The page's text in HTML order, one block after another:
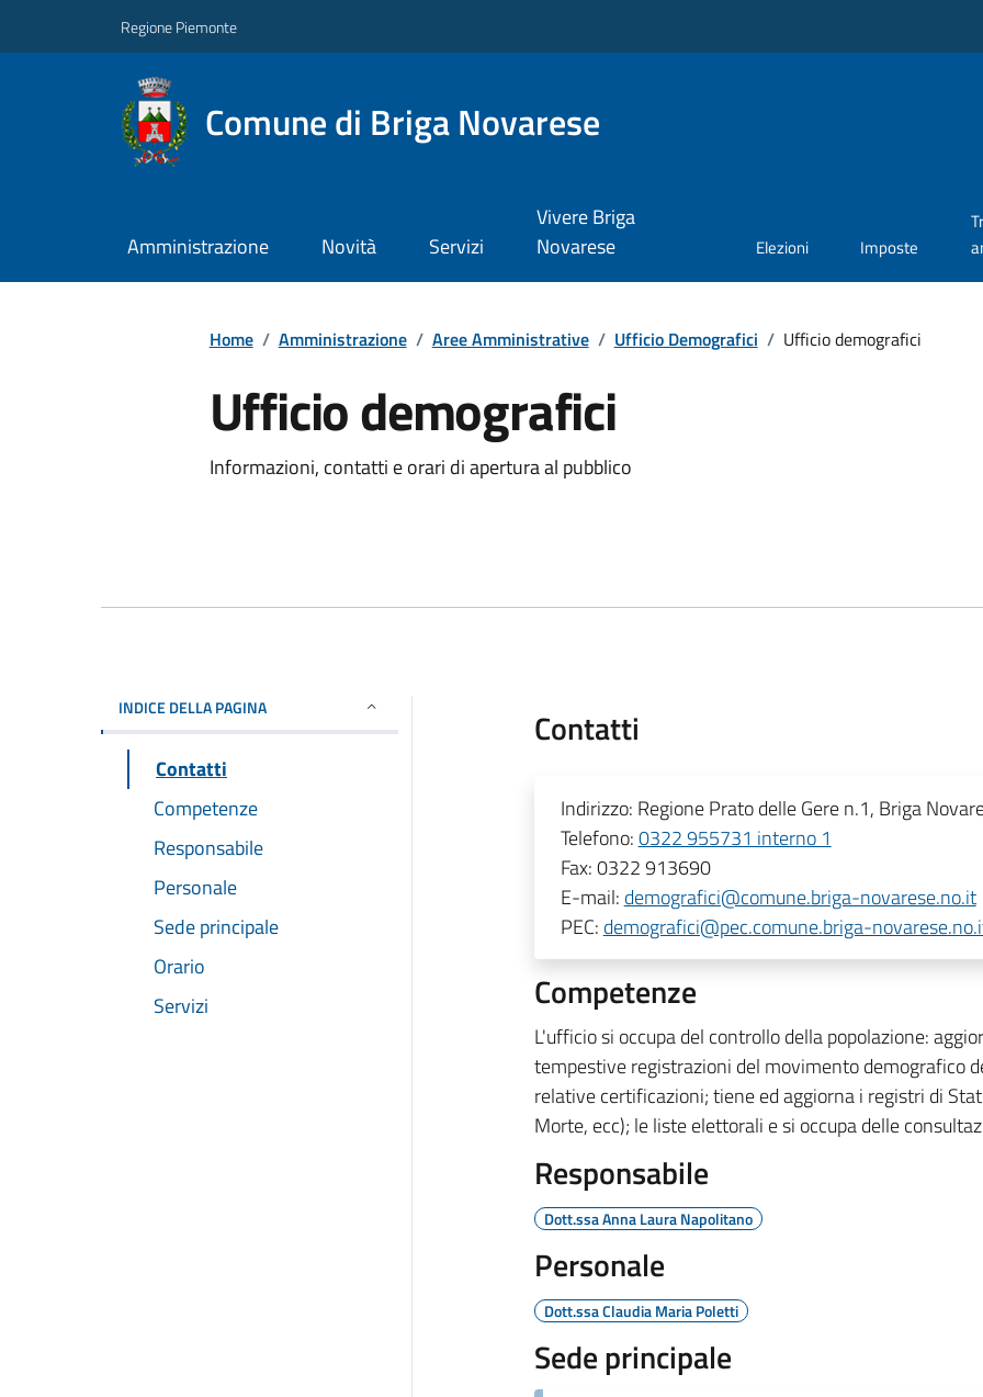
Regione Piemonte
Comune di Briga Novarese
Amministrazione Novità Servizi
Vivere Briga
Novarese
Elezioni Imposte
Home / Amministrazione / Aree Amministrative / Ufficio Demografici / Ufficio demografici
Ufficio demografici
Informazioni, contatti e orari di apertura al pubblico
INDICE DELLA PAGINA
Contatti
Competenze
Responsabile
Personale
Sede principale
Orario
Servizi
Contatti
Indirizzo: Regione Prato delle Gere n.1, Briga
Telefono:0322 955731 interno 1
Fax:0322 913690
E-mail: demografici@comune.briga-novarese.no.it
PEC: demografici@pec.comune.briga-
Competenze
L'ufficio si occupa del controllo della popolazione:
tempestive registrazioni del movimento demografico
relative certificazioni; tiene ed aggiorna i registri di
Morte, ecc); le liste elettorali e si occupa delle
Responsabile
Dott.ssa Anna Laura Napolitano
Personale
Dott.ssa Claudia Maria Poletti
Sede principale